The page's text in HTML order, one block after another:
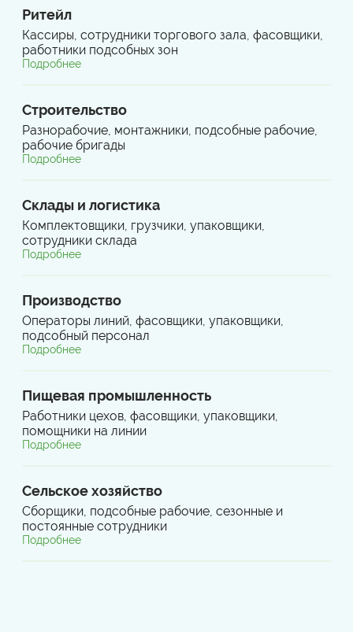
Ритейл
Кассиры, сотрудники торгового зала, фасовщики,
работники подсобных зон
Подробнее
Строительство
Разнорабочие, монтажники, подсобные рабочие,
рабочие бригады
Подробнее
Склады и логистика
Комплектовщики, грузчики, упаковщики,
сотрудники склада
Подробнее
Производство
Операторы линий, фасовщики, упаковщики,
подсобный персонал
Подробнее
Пищевая промышленность
Работники цехов, фасовщики, упаковщики,
помощники на линии
Подробнее
Сельское хозяйство
Сборщики, подсобные рабочие, сезонные и
постоянные сотрудники
Подробнее